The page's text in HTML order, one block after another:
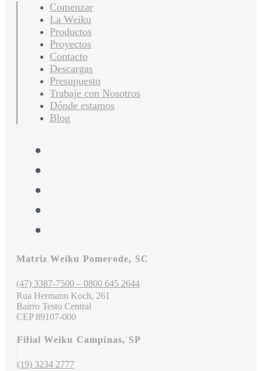
Comenzar
La Weiku
Productos
Proyectos
Contacto
Descargas
Presupuesto
Trabaje con Nosotros
Dónde estamos
Blog
Matriz Weiku Pomerode, SC
(47) 3387-7500 – 0800 645 2644
Rua Hermann Koch, 261
Bairro Testo Central
CEP 89107-000
Filial Weiku Campinas, SP
(19) 3234 2777